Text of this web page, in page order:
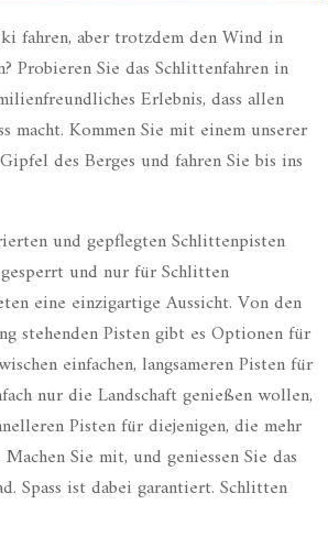
fahren, aber trotzdem den Wind in
Probieren Sie das Schlittenfahren in
Erlebnis, dass allen
macht. Kommen Sie mit einem unserer
des Berges und fahren Sie bis ins
und gepflegten Schlittenpisten
und nur für Schlitten
eine einzigartige Aussicht. Von den
stehenden Pisten gibt es Optionen für
einfachen, langsameren Pisten für
nur die Landschaft genießen wollen,
Pisten für diejenigen, die mehr
Sie mit, und geniessen Sie das
Spass ist dabei garantiert. Schlitten